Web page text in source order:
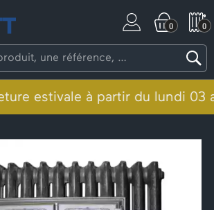
0 0
estivale à partir du lundi 03